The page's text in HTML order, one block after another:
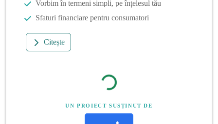
Vorbim în termeni simpli, pe înțelesul tău
Sfaturi financiare pentru consumatori
Citește
UN PROIECT SUSȚINUT DE